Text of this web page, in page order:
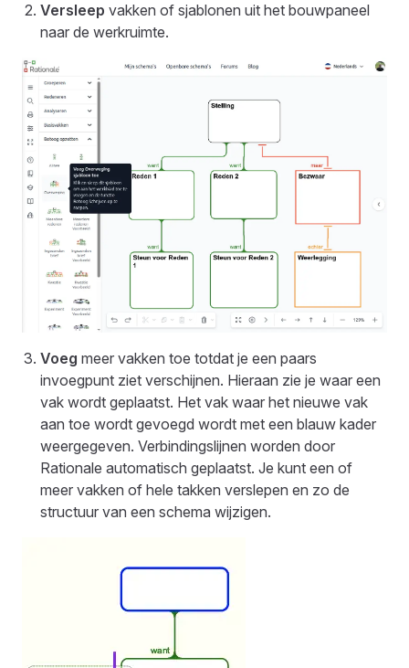
Versleep vakken of sjablonen uit het bouwpaneel
naar de werkruimte.
Voeg meer vakken toe totdat je een paars
invoegpunt ziet verschijnen. Hieraan zie je waar een
vak wordt geplaatst. Het vak waar het nieuwe vak
aan toe wordt gevoegd wordt met een blauw kader
weergegeven. Verbindingslijnen worden door
Rationale automatisch geplaatst. Je kunt een of
meer vakken of hele takken verslepen en zo de
structuur van een schema wijzigen.